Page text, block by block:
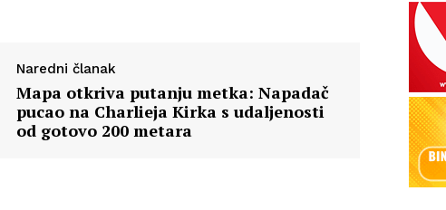
Naredni članak
Mapa otkriva putanju metka: Napadač
pucao na Charlieja Kirka s udaljenosti
od gotovo 200 metara